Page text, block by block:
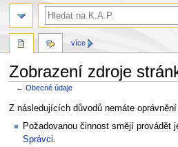
Zobrazení zdroje
←Obecné údaje
Skočit
navigaci
Skočit
vyhledávání
Z následujících důvodů nemáte
Požadovanou činnost smějí provádět
Správci
více